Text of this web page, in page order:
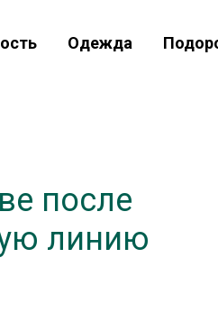
Одежда
после
линию